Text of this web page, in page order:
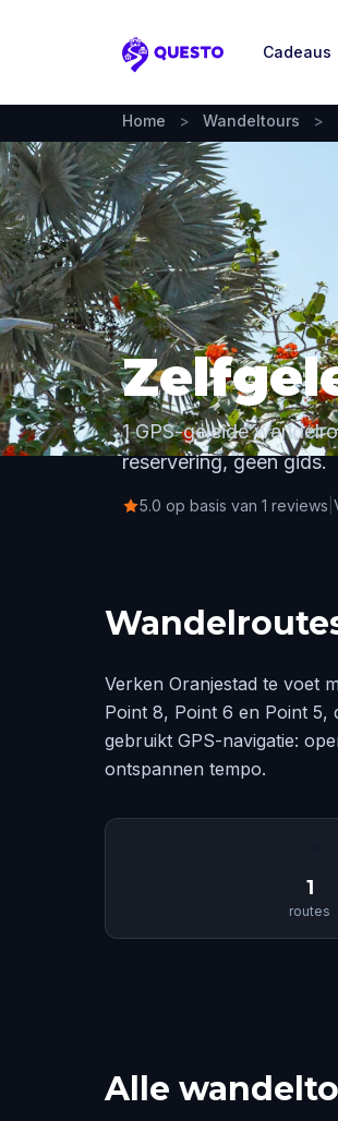
Questo
Cadeaus
Home > Wandeltours >
1 GPS-geleide
reservering, geen gids.
5.0 op basis van 1 reviews
Verken Oranjestad te voet
Point 8, Point 6 en Point 5,
gebruikt GPS-navigatie:
ontspannen tempo.
1
routes
Alle